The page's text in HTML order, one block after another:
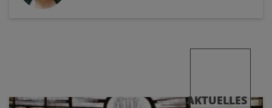
AKTUELLES